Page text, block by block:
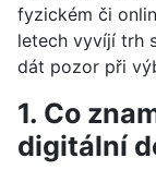
fyzickém či
letech vyvíjí trh
dát pozor při
1. Co
digitální